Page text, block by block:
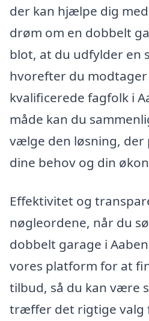
der kan hjælpe dig
drøm om en dobbelt
blot, at du udfylder en
hvorefter du
kvalificerede fagfolk i
måde kan du
vælge den løsning, der
dine behov og din
Effektivitet og
nøgleordene, når du
dobbelt garage i
vores platform for at
tilbud, så du kan være
træffer det rigtige valg